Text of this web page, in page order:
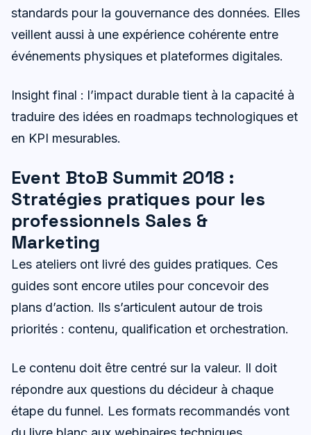
standards pour la gouvernance des données. Elles
veillent aussi à une expérience cohérente entre
événements physiques et plateformes digitales.
Insight final : l’impact durable tient à la capacité à
traduire des idées en roadmaps technologiques et
en KPI mesurables.
Event BtoB Summit 2018 :
Stratégies pratiques pour les
professionnels Sales &
Marketing
Les ateliers ont livré des guides pratiques. Ces
guides sont encore utiles pour concevoir des
plans d’action. Ils s’articulent autour de trois
priorités : contenu, qualification et orchestration.
Le contenu doit être centré sur la valeur. Il doit
répondre aux questions du décideur à chaque
étape du funnel. Les formats recommandés vont